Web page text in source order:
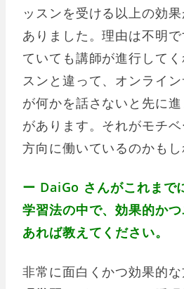
ッスンを受ける以上の効
ありました。理由は不明
ていても講師が進行して
スンと違って、オンライ
が何かを話さないと先に
があります。それがモチ
方向に働いているのかもし
ー DaiGo さんがこれまで
学習法の中で、効果的か
あれば教えてください。
非常に面白くかつ効果的な